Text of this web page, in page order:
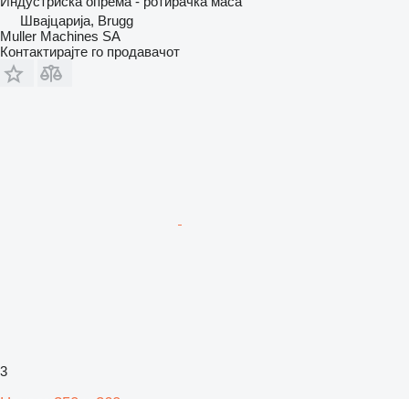
Швајцарија, Brugg
Muller Machines SA
Контактирајте го продавачот
3